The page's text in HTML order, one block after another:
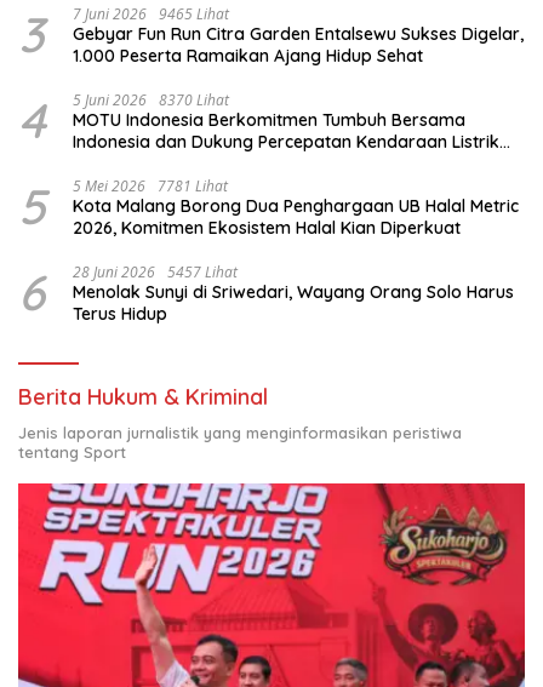
3 7 Juni 2026 9465 Lihat
Gebyar Fun Run Citra Garden Entalsewu Sukses Digelar,
1.000 Peserta Ramaikan Ajang Hidup Sehat
4 5 Juni 2026 8370 Lihat
MOTU Indonesia Berkomitmen Tumbuh Bersama
Indonesia dan Dukung Percepatan Kendaraan Listrik
5 5 Mei 2026 7781 Lihat
Kota Malang Borong Dua Penghargaan UB Halal Metric
2026, Komitmen Ekosistem Halal Kian Diperkuat
6 28 Juni 2026 5457 Lihat
Menolak Sunyi di Sriwedari, Wayang Orang Solo Harus
Terus Hidup
Berita Hukum & Kriminal
Jenis laporan jurnalistik yang menginformasikan peristiwa
tentang Sport